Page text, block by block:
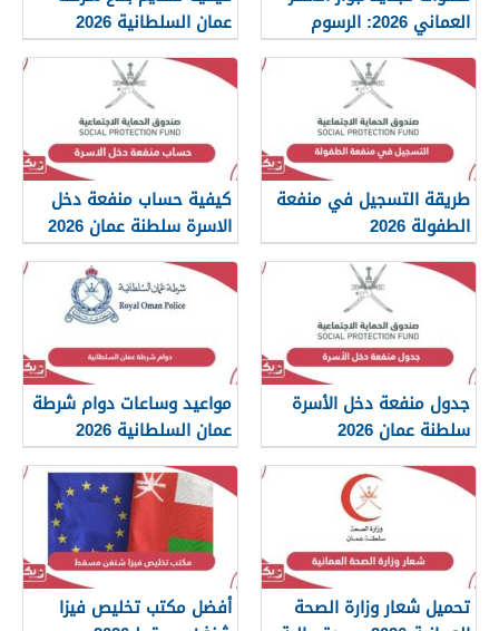
العماني 2026: الرسوم
والمستندات المطلوبة
عمان السلطانية 2026
طريقة التسجيل في منفعة
الطفولة 2026
كيفية حساب منفعة دخل
الاسرة سلطنة عمان 2026
جدول منفعة دخل الأسرة
سلطنة عمان 2026
مواعيد وساعات دوام شرطة
عمان السلطانية 2026
تحميل شعار وزارة الصحة
أفضل مكتب تخليص فيزا